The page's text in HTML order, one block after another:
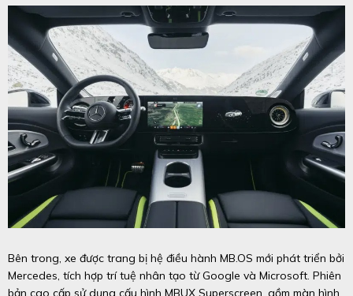
Bên trong, xe được trang bị hệ điều hành MB.OS mới phát triển bởi
Mercedes, tích hợp trí tuệ nhân tạo từ Google và Microsoft. Phiên